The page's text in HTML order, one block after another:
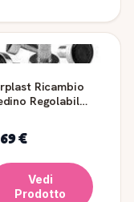
Ricambio
Regolabile
80
€
Vedi
Prodotto